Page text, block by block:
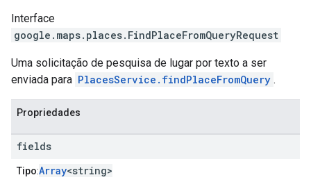
Interface
google.maps.places. FindPlaceFromQueryRequest
Uma solicitação de pesquisa de lugar por texto a ser
enviada para PlacesService.findPlaceFromQuery .
Propriedades
fields
Tipo:Array<string>